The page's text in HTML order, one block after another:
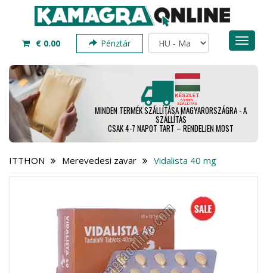
€ 0.00 Pénztár
MINDEN TERMÉK SZÁLLÍTÁSA MAGYARORSZÁGRA - A
SZÁLLÍTÁS
CSAK 4-7 NAPOT TART – RENDELJEN MOST
ITTHON Merevedesi zavar Vidalista 40 mg